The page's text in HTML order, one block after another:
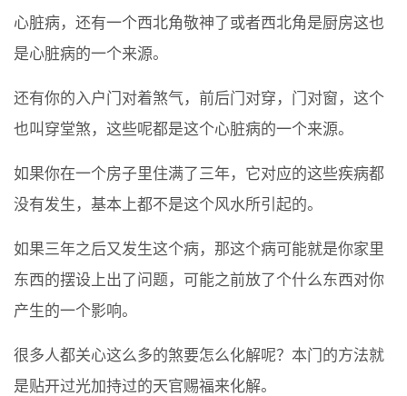
心脏病，还有一个西北角敬神了或者西北角是厨房这也
是心脏病的一个来源。
还有你的入户门对着煞气，前后门对穿，门对窗，这个
也叫穿堂煞，这些呢都是这个心脏病的一个来源。
如果你在一个房子里住满了三年，它对应的这些疾病都
没有发生，基本上都不是这个风水所引起的。
如果三年之后又发生这个病，那这个病可能就是你家里
东西的摆设上出了问题，可能之前放了个什么东西对你
产生的一个影响。
很多人都关心这么多的煞要怎么化解呢？本门的方法就
是贴开过光加持过的天官赐福来化解。